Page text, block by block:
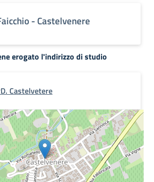
- Castelvenere
erogato l'indirizzo di studio
Castelvetere